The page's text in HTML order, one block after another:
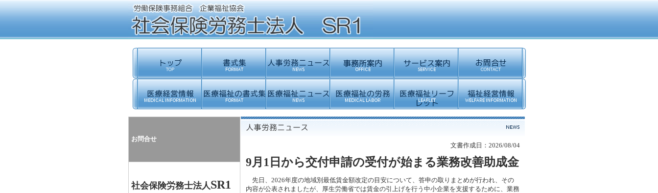
文書作成日：2026/08/04
9月1日から交付申請の受付が始まる業務改善助成金
先日、2026年度の地域別最低賃金額改定の目安について、答申の取りまとめが行われ、その
内容が公表されましたが、厚生労働省では賃金の引上げを行う中小企業を支援するために、業務
お問合せ
社会保険労務士法人SR1